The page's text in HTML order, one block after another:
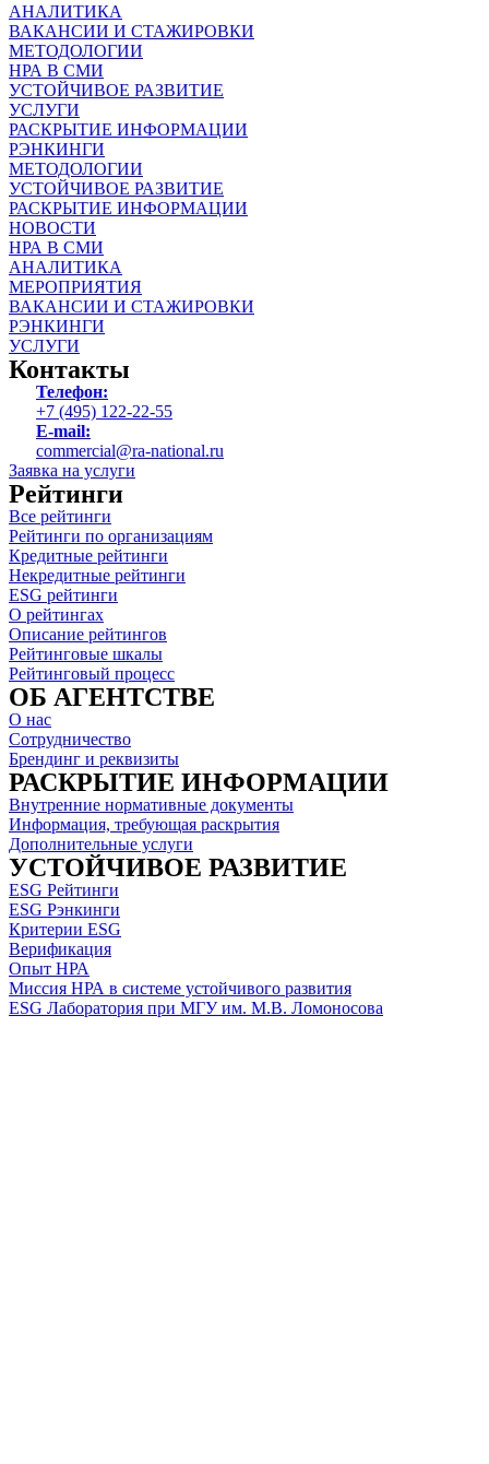
АНАЛИТИКА
ВАКАНСИИ И СТАЖИРОВКИ
МЕТОДОЛОГИИ
НРА В СМИ
УСТОЙЧИВОЕ РАЗВИТИЕ
УСЛУГИ
РАСКРЫТИЕ ИНФОРМАЦИИ
РЭНКИНГИ
МЕТОДОЛОГИИ
УСТОЙЧИВОЕ РАЗВИТИЕ
РАСКРЫТИЕ ИНФОРМАЦИИ
НОВОСТИ
НРА В СМИ
АНАЛИТИКА
МЕРОПРИЯТИЯ
ВАКАНСИИ И СТАЖИРОВКИ
РЭНКИНГИ
УСЛУГИ
Контакты
Телефон:
+7 (495) 122-22-55
E-mail:
commercial@ra-national.ru
Заявка на услуги
Рейтинги
Все рейтинги
Рейтинги по организациям
Кредитные рейтинги
Некредитные рейтинги
ESG рейтинги
О рейтингах
Описание рейтингов
Рейтинговые шкалы
Рейтинговый процесс
ОБ АГЕНТСТВЕ
О нас
Сотрудничество
Брендинг и реквизиты
РАСКРЫТИЕ ИНФОРМАЦИИ
Внутренние нормативные документы
Информация, требующая раскрытия
Дополнительные услуги
УСТОЙЧИВОЕ РАЗВИТИЕ
ESG Рейтинги
ESG Рэнкинги
Критерии ESG
Верификация
Опыт НРА
Миссия НРА в системе устойчивого развития
ESG Лаборатория при МГУ им. М.В. Ломоносова